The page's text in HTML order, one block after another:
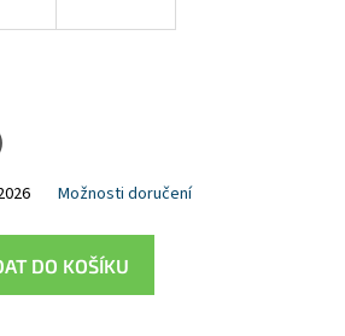
Možnosti doručení
DO KOŠÍKU